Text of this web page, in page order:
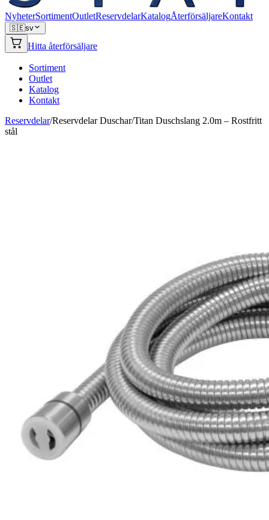
NyheterSortimentOutletReservdelarKatalogÅterförsäljareKontakt
🇸🇪sv
Hitta återförsäljare
Sortiment
Outlet
Katalog
Kontakt
Reservdelar/Reservdelar Duschar/Titan Duschslang 2.0m – Rostfritt
stål